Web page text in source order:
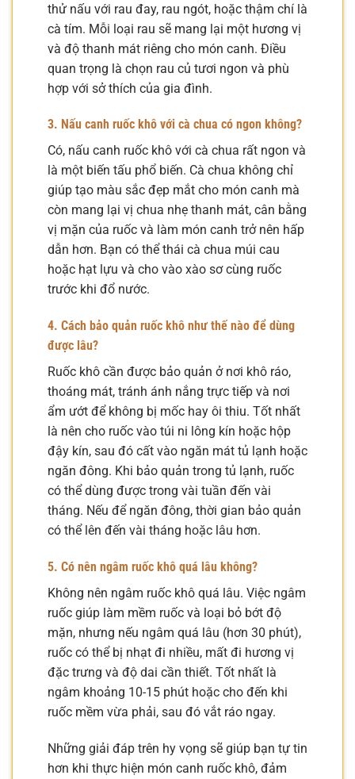
thử nấu với rau đay, rau ngót, hoặc thậm chí là
cà tím. Mỗi loại rau sẽ mang lại một hương vị
và độ thanh mát riêng cho món canh. Điều
quan trọng là chọn rau củ tươi ngon và phù
hợp với sở thích của gia đình.
3. Nấu canh ruốc khô với cà chua có ngon không?
Có, nấu canh ruốc khô với cà chua rất ngon và
là một biến tấu phổ biến. Cà chua không chỉ
giúp tạo màu sắc đẹp mắt cho món canh mà
còn mang lại vị chua nhẹ thanh mát, cân bằng
vị mặn của ruốc và làm món canh trở nên hấp
dẫn hơn. Bạn có thể thái cà chua múi cau
hoặc hạt lựu và cho vào xào sơ cùng ruốc
trước khi đổ nước.
4. Cách bảo quản ruốc khô như thế nào để dùng
được lâu?
Ruốc khô cần được bảo quản ở nơi khô ráo,
thoáng mát, tránh ánh nắng trực tiếp và nơi
ẩm ướt để không bị mốc hay ôi thiu. Tốt nhất
là nên cho ruốc vào túi ni lông kín hoặc hộp
đậy kín, sau đó cất vào ngăn mát tủ lạnh hoặc
ngăn đông. Khi bảo quản trong tủ lạnh, ruốc
có thể dùng được trong vài tuần đến vài
tháng. Nếu để ngăn đông, thời gian bảo quản
có thể lên đến vài tháng hoặc lâu hơn.
5. Có nên ngâm ruốc khô quá lâu không?
Không nên ngâm ruốc khô quá lâu. Việc ngâm
ruốc giúp làm mềm ruốc và loại bỏ bớt độ
mặn, nhưng nếu ngâm quá lâu (hơn 30 phút),
ruốc có thể bị nhạt đi nhiều, mất đi hương vị
đặc trưng và độ dai cần thiết. Tốt nhất là
ngâm khoảng 10-15 phút hoặc cho đến khi
ruốc mềm vừa phải, sau đó vắt ráo ngay.
Những giải đáp trên hy vọng sẽ giúp bạn tự tin
hơn khi thực hiện món canh ruốc khô, đảm